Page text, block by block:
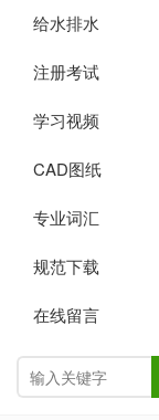
给水排水
注册考试
学习视频
CAD图纸
专业词汇
规范下载
在线留言